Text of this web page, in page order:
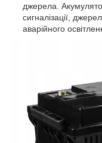
джерела.
сигналізації,
аварійного